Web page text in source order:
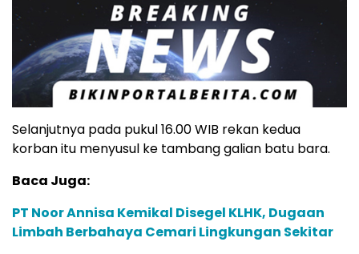
Selanjutnya pada pukul 16.00 WIB rekan kedua
korban itu menyusul ke tambang galian batu bara.
Baca Juga:
PT Noor Annisa Kemikal Disegel KLHK, Dugaan
Limbah Berbahaya Cemari Lingkungan Sekitar